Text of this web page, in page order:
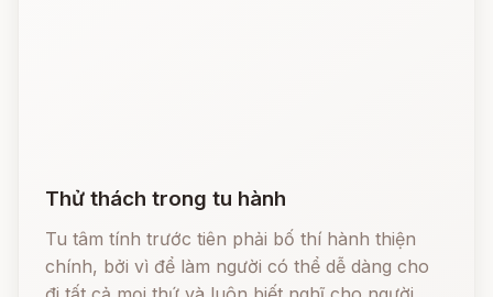
Thử thách trong tu hành
Tu tâm tính trước tiên phải bố thí hành thiện
chính, bởi vì để làm người có thể dễ dàng cho